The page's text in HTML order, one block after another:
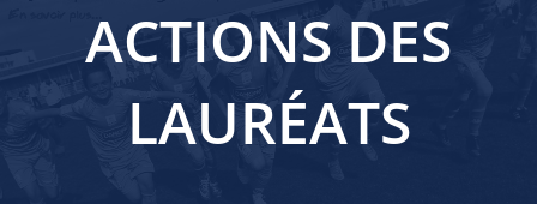
ACTIONS DES
LAURÉATS